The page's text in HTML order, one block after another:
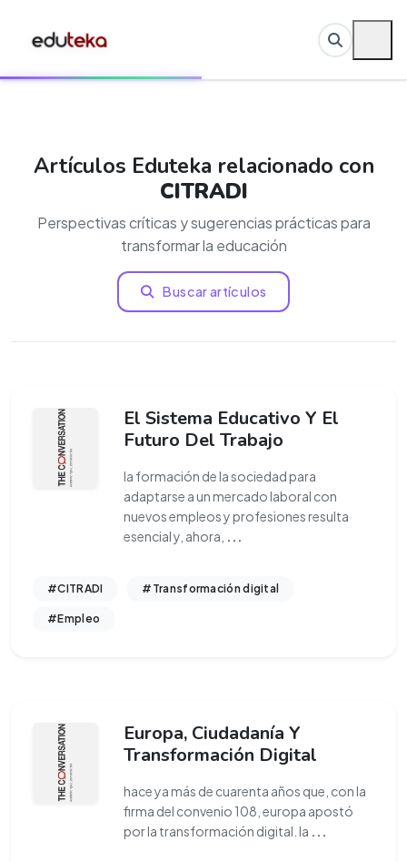
Artículos Eduteka relacionado con
CITRADI
Perspectivas críticas y sugerencias prácticas para
transformar la educación
Buscar artículos
El Sistema Educativo Y El
Futuro Del Trabajo
la formación de la sociedad para
adaptarse a un mercado laboral con
nuevos empleos y profesiones resulta
esencial y, ahora, ...
#CITRADI #Transformación digital
#Empleo
Europa, Ciudadanía Y
Transformación Digital
hace ya más de cuarenta años que, con la
firma del convenio 108, europa apostó
por la transformación digital. la ...